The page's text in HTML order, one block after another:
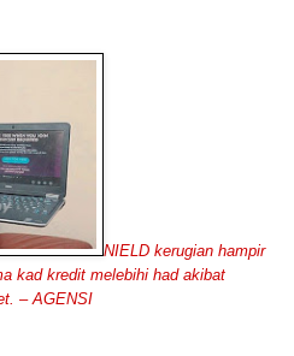
NIELD kerugian hampir
kad kredit melebihi had akibat
– AGENSI